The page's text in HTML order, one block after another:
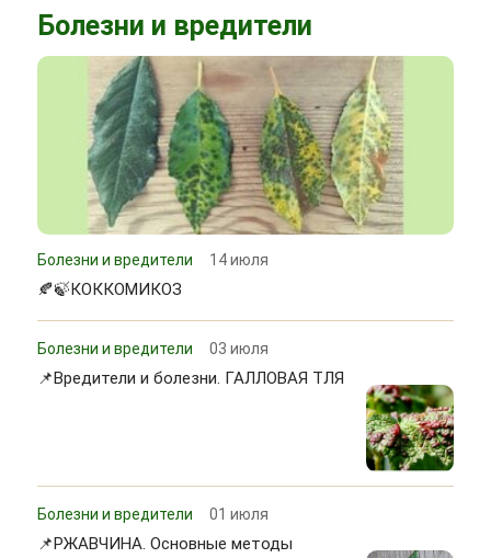
Болезни и вредители
Болезни и вредители 14 июля
🍂🍃КОККОМИКОЗ
Болезни и вредители 03 июля
📌Вредители и болезни. ГАЛЛОВАЯ ТЛЯ
Болезни и вредители 01 июля
📌РЖАВЧИНА. Основные методы